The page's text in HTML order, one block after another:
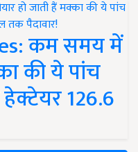
कम समय में
की ये पांच
हेक्टेयर 126.6